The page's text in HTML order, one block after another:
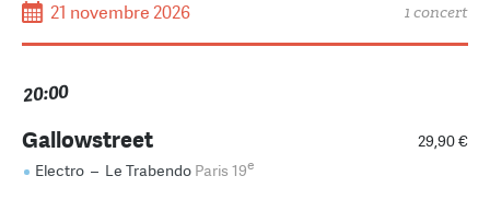
21 novembre 2026 1 concert
20:00
29,90 €
Gallowstreet
Electro – Le Trabendo Paris 19e